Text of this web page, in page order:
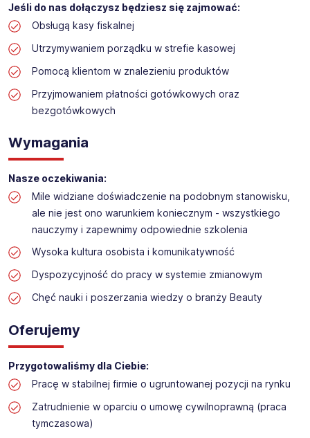
działalności daliśmy pracę przeszło 50 000 pracowników
w całym kraju. Skutecznie znajdujemy pracowników dla
największych firm, jak również małych rodzinnych
przedsiębiorstw w Polsce. Agencja jest wpisana pod nr
stanowisko:
Obsługa kasy i dokładanie towaru w drogerii
Lokalizacja: Dąbrowa Górnicza (różne lokalizacje)
Jeśli do nas dołączysz będziesz się zajmować:
Obsługą kasy fiskalnej
Utrzymywaniem porządku w strefie kasowej
Pomocą klientom w znalezieniu produktów
Przyjmowaniem płatności gotówkowych oraz
bezgotówkowych
Wymagania
Nasze oczekiwania:
Mile widziane doświadczenie na podobnym stanowisku,
ale nie jest ono warunkiem koniecznym - wszystkiego
nauczymy i zapewnimy odpowiednie szkolenia
Wysoka kultura osobista i komunikatywność
Dyspozycyjność do pracy w systemie zmianowym
Chęć nauki i poszerzania wiedzy o branży Beauty
Oferujemy
Przygotowaliśmy dla Ciebie:
Pracę w stabilnej firmie o ugruntowanej pozycji na rynku
Zatrudnienie w oparciu o umowę cywilnoprawną (praca
tymczasowa)